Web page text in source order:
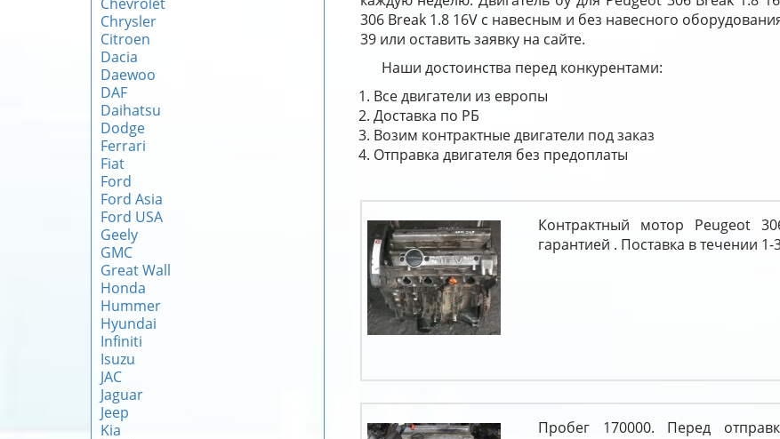
Chrysler
Citroen
Dacia
Daewoo
DAF
Daihatsu
Dodge
Ferrari
Fiat
Ford
Ford Asia
Ford USA
Geely
GMC
Great Wall
Honda
Hummer
Hyundai
Infiniti
Isuzu
JAC
Jaguar
Jeep
Kia
306 Break 1.8 16V с навесным и без навесного
39 или оставить заявку на сайте.
Наши достоинства перед конкурентами:
Все двигатели из европы
Доставка по РБ
Возим контрактные двигатели под заказ
Отправка двигателя без предоплаты
Контрактный мотор Peugeot
гарантией . Поставка в течении 1-
Пробег 170000. Перед